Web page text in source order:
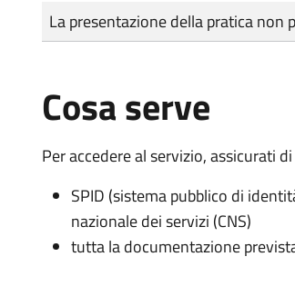
Tipo di pagamento
Importo
La presentazione della pratica non
Cosa serve
Per accedere al servizio, assicurati
SPID (sistema pubblico di
nazionale dei servizi (CNS)
tutta la documentazione